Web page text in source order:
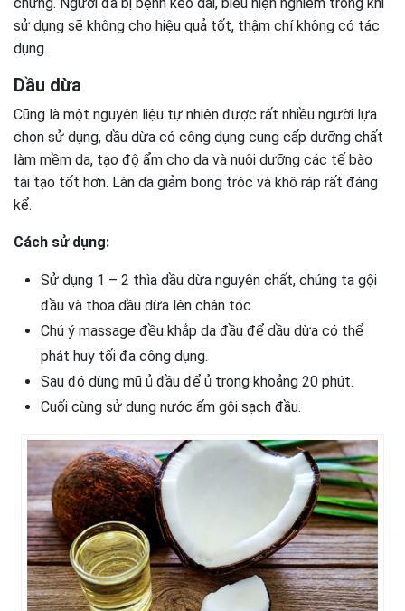
sử dụng sẽ không cho hiệu quả tốt, thậm chí không có tác
dụng.
Dầu dừa
Cũng là một nguyên liệu tự nhiên được rất nhiều người lựa
chọn sử dụng, dầu dừa có công dụng cung cấp dưỡng chất
làm mềm da, tạo độ ẩm cho da và nuôi dưỡng các tế bào
tái tạo tốt hơn. Làn da giảm bong tróc và khô ráp rất đáng
kể.
Cách sử dụng:
Sử dụng 1 – 2 thìa dầu dừa nguyên chất, chúng ta gội
đầu và thoa dầu dừa lên chân tóc.
Chú ý massage đều khắp da đầu để dầu dừa có thể
phát huy tối đa công dụng.
Sau đó dùng mũ ủ đầu để ủ trong khoảng 20 phút.
Cuối cùng sử dụng nước ấm gội sạch đầu.